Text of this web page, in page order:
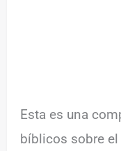
Esta es una
bíblicos sobre el